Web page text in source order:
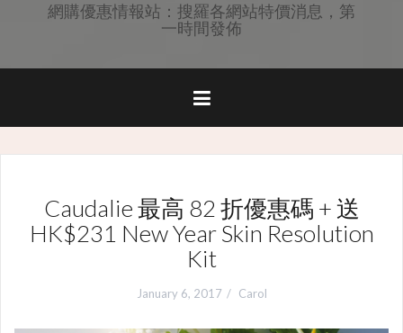
網購優惠情報站：搜羅各網站特價消息，第
一時間發佈
Caudalie 最高 82 折優惠碼 + 送
HK$231 New Year Skin Resolution
Kit
January 6, 2017 Carol